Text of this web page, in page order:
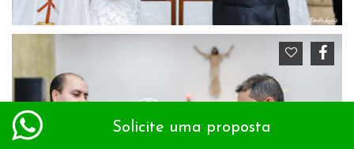
Solicite uma proposta